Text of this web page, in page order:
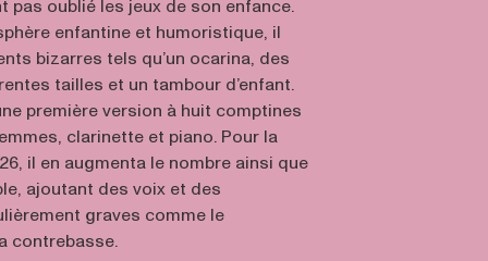
pas oublié les jeux de son enfance.
enfantine et humoristique, il
bizarres tels qu’un ocarina, des
tailles et un tambour d’enfant.
première version à huit comptines
clarinette et piano. Pour la
il en augmenta le nombre ainsi que
ajoutant des voix et des
graves comme le
contrebasse.